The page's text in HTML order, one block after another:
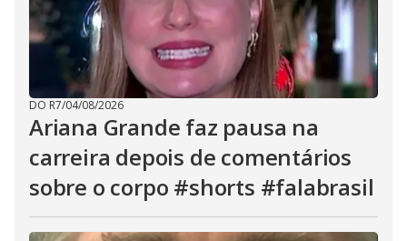
DO R7/04/08/2026
Ariana Grande faz pausa na
carreira depois de comentários
sobre o corpo #shorts #falabrasil